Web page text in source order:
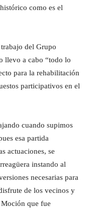
como es el
del Grupo
llevo a cabo “todo lo
para la rehabilitación
participativos en el
cuando supimos
esa partida
actuaciones, se
instando al
necesarias para
de los vecinos y
que fue